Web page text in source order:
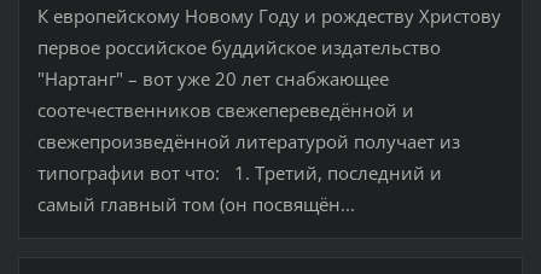
К европейскому Новому Году и рождеству Христову
первое российское буддийское издательство
"Нартанг" – вот уже 20 лет снабжающее
соотечественников свежепереведённой и
свежепроизведённой литературой получает из
типографии вот что: 1. Третий, последний и
самый главный том (он посвящён...